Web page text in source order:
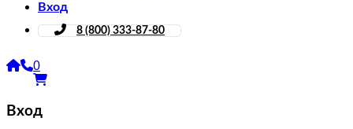
Вход
8 (800) 333-87-80
0
Вход